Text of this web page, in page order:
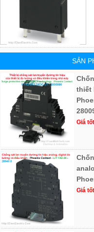
SẢN
thiết
Giá
Giá